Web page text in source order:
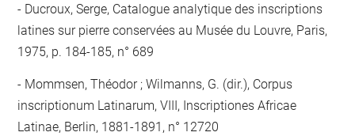
Ducroux, Serge, Catalogue analytique des inscriptions
latines sur pierre conservées au Musée du Louvre, Paris,
1975, p. 184-185, n° 689
Mommsen, Théodor ; Wilmanns, G. (dir.), Corpus
inscriptionum Latinarum, VIII, Inscriptiones Africae
Latinae, Berlin, 1881-1891, n° 12720